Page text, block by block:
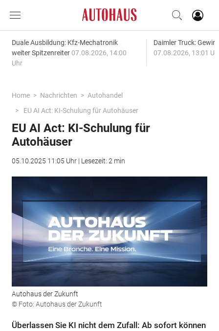
Duale Ausbildung: Kfz-Mechatronik
weiter Spitzenreiter 07.08.2026, 14:00
Uhr
Daimler Truck:
07.08.2026, 13:01
Home Nachrichten
Autohandel
EU AI Act: KI-Schulung für Autohäuser
EU AI Act: KI-Schulung für
Autohäuser
05.10.2025 11:05 Uhr | Lesezeit: 2 min
Autohaus der Zukunft
© Foto: Autohaus der Zukunft
Überlassen Sie KI nicht dem Zufall: Ab sofort können